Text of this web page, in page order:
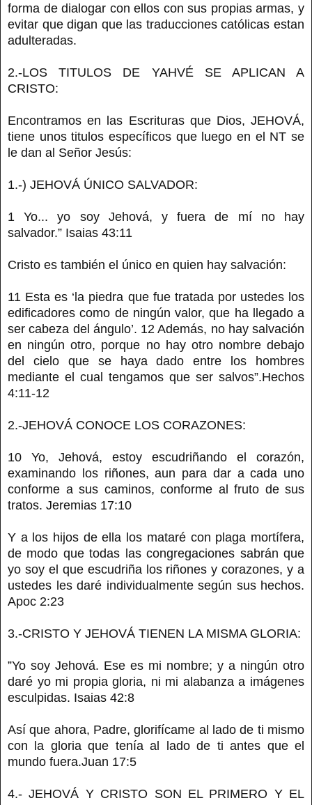
forma de dialogar con ellos con sus propias armas, y
evitar que digan que las traducciones católicas estan
adulteradas.
2.-LOS TITULOS DE YAHVÉ SE APLICAN A
CRISTO:
Encontramos en las Escrituras que Dios, JEHOVÁ,
tiene unos titulos específicos que luego en el NT se
le dan al Señor Jesús:
1.-) JEHOVÁ ÚNICO SALVADOR:
1 Yo... yo soy Jehová, y fuera de mí no hay
salvador.” Isaias 43:11
Cristo es también el único en quien hay salvación:
11 Esta es ‘la piedra que fue tratada por ustedes los
edificadores como de ningún valor, que ha llegado a
ser cabeza del ángulo’. 12 Además, no hay salvación
en ningún otro, porque no hay otro nombre debajo
del cielo que se haya dado entre los hombres
mediante el cual tengamos que ser salvos”.Hechos
4:11-12
2.-JEHOVÁ CONOCE LOS CORAZONES:
10 Yo, Jehová, estoy escudriñando el corazón,
examinando los riñones, aun para dar a cada uno
conforme a sus caminos, conforme al fruto de sus
tratos. Jeremias 17:10
Y a los hijos de ella los mataré con plaga mortífera,
de modo que todas las congregaciones sabrán que
yo soy el que escudriña los riñones y corazones, y a
ustedes les daré individualmente según sus hechos.
Apoc 2:23
3.-CRISTO Y JEHOVÁ TIENEN LA MISMA GLORIA:
”Yo soy Jehová. Ese es mi nombre; y a ningún otro
daré yo mi propia gloria, ni mi alabanza a imágenes
esculpidas. Isaias 42:8
Así que ahora, Padre, glorifícame al lado de ti mismo
con la gloria que tenía al lado de ti antes que el
mundo fuera.Juan 17:5
4.- JEHOVÁ Y CRISTO SON EL PRIMERO Y EL